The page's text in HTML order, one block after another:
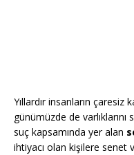
Yıllardır insanların çaresiz
günümüzde de
suç kapsamında yer alan
ihtiyacı olan kişilere senet